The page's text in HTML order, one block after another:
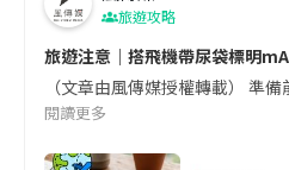
旅遊攻略
旅遊注意｜搭飛機帶尿袋標明
（文章由風傳媒授權轉載） 準
閱讀更多